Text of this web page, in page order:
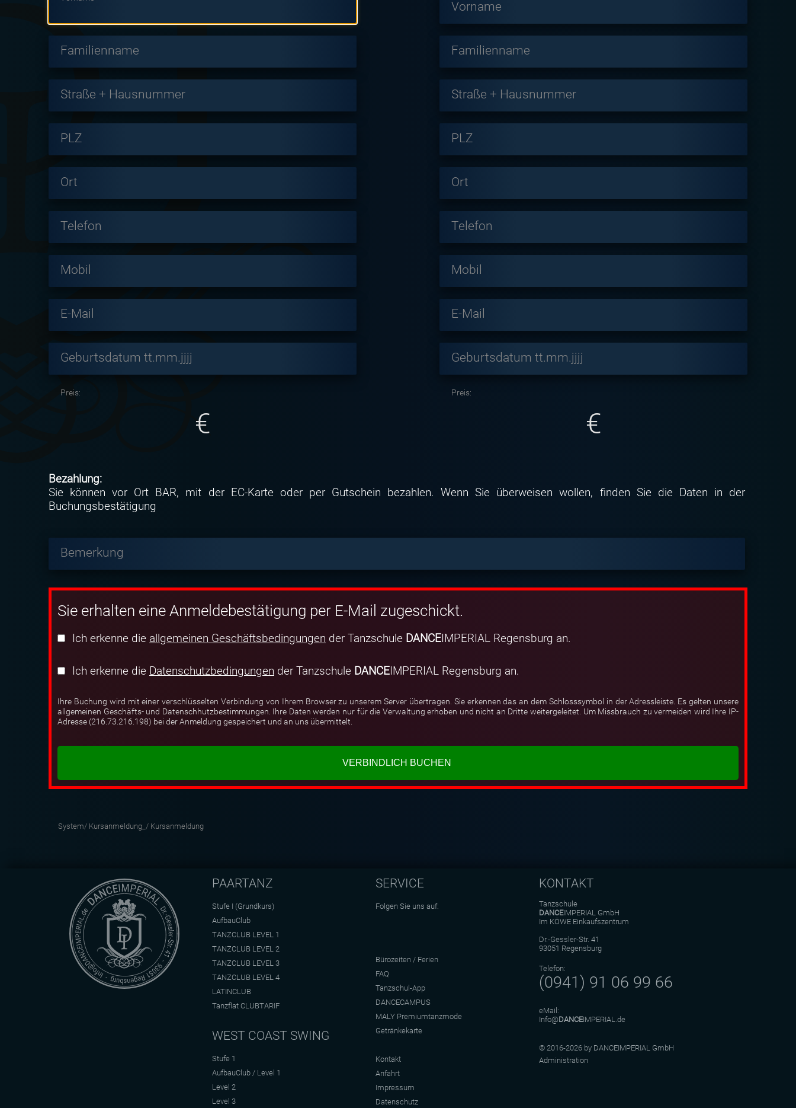
Familienname
Straße + Hausnummer
PLZ
Ort
Telefon
Mobil
E-Mail
Geburtsdatum tt.mm.jjjj
Preis:
€
Vorname
Familienname
Straße + Hausnummer
PLZ
Ort
Telefon
Mobil
E-Mail
Geburtsdatum tt.mm.jjjj
Preis:
€
Bezahlung:
Sie können vor Ort BAR, mit der EC-Karte oder per Gutschein bezahlen. Wenn Sie überweisen wollen, finden Sie die Daten in der
Buchungsbestätigung
Bemerkung
Sie erhalten eine Anmeldebestätigung per E-Mail zugeschickt.
Ich erkenne die allgemeinen Geschäftsbedingungen der Tanzschule DANCEIMPERIAL Regensburg an.
Ich erkenne die Datenschutzbedingungen der Tanzschule DANCEIMPERIAL Regensburg an.
Ihre Buchung wird mit einer verschlüsselten Verbindung von Ihrem Browser zu unserem Server übertragen. Sie erkennen das an dem Schlosssymbol in der Adressleiste. Es gelten unsere
allgemeinen Geschäfts- und Datenschhutzbestimmungen. Ihre Daten werden nur für die Verwaltung erhoben und nicht an Dritte weitergeleitet. Um Missbrauch zu vermeiden wird Ihre IP-
Adresse (216.73.216.198) bei der Anmeldung gespeichert und an uns übermittelt.
System/ Kursanmeldung_/ Kursanmeldung
PAARTANZ
Stufe I (Grundkurs)
AufbauClub
TANZCLUB LEVEL 1
TANZCLUB LEVEL 2
TANZCLUB LEVEL 3
TANZCLUB LEVEL 4
LATINCLUB
Tanzflat CLUBTARIF
WEST COAST SWING
Stufe 1
AufbauClub / Level 1
Level 2
Level 3
SERVICE
Folgen Sie uns auf:
Bürozeiten / Ferien
FAQ
Tanzschul-App
DANCECAMPUS
MALY Premiumtanzmode
Getränkekarte
Kontakt
Anfahrt
Impressum
Datenschutz
KONTAKT
Tanzschule
DANCEIMPERIAL GmbH
Im KÖWE Einkaufszentrum
Dr.-Gessler-Str. 41
93051 Regensburg
Telefon:
(0941) 91 06 99 66
eMail:
Info@DANCEIMPERIAL.de
© 2016-2026 by DANCEIMPERIAL GmbH
Administration